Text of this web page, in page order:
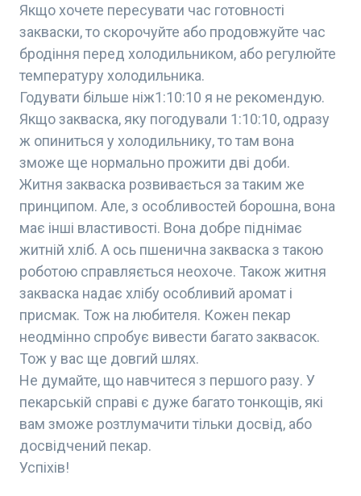
Якщо хочете пересувати час готовності
закваски, то скорочуйте або продовжуйте час
бродіння перед холодильником, або регулюйте
температуру холодильника.
Годувати більше ніж1:10:10 я не рекомендую.
Якщо закваска, яку погодували 1:10:10, одразу
ж опиниться у холодильнику, то там вона
зможе ще нормально прожити дві доби.
Житня закваска розвивається за таким же
принципом. Але, з особливостей борошна, вона
має інші властивості. Вона добре піднімає
житній хліб. А ось пшенична закваска з такою
роботою справляється неохоче. Також житня
закваска надає хлібу особливий аромат і
присмак. Тож на любителя. Кожен пекар
неодмінно спробує вивести багато заквасок.
Тож у вас ще довгий шлях.
Не думайте, що навчитеся з першого разу. У
пекарській справі є дуже багато тонкощів, які
вам зможе розтлумачити тільки досвід, або
досвідчений пекар.
Успіхів!